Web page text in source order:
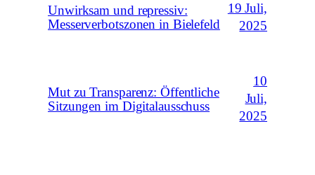
Unwirksam und repressiv:
Messerverbotszonen in Bielefeld
19 Juli,
2025
Mut zu Transparenz: Öffentliche
Sitzungen im Digitalausschuss
10
Juli,
2025